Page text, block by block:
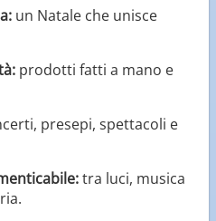
un Natale che unisce
prodotti fatti a mano e
presepi, spettacoli e
tra luci, musica